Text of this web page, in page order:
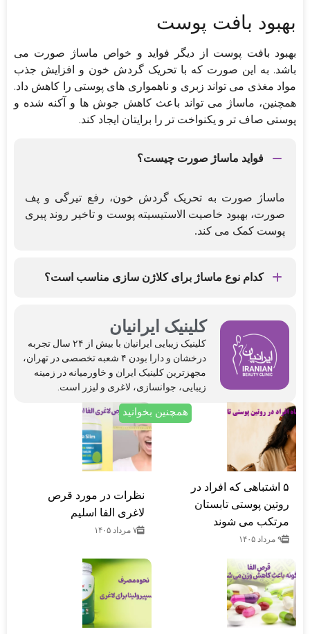
بهبود بافت پوست
بهبود بافت پوست از دیگر فواید و خواص ماساژ صورت می
باشد. به این صورت که با تحریک گردش خون و افزایش جذب
مواد مغذی می تواند زبری و ناهمواری های پوستی را کاهش داد.
همچنین، ماساژ می تواند باعث کاهش جوش ها و آکنه شده و
پوستی صاف تر و یکنواخت تر را برایتان ایجاد کند.
فواید ماساژ صورت چیست؟
ماساژ صورت به تحریک گردش خون، رفع تیرگی و پف
صورت، بهبود خاصیت الاستیسیته پوست و تاخیر روند پیری
پوست کمک می کند.
کدام نوع ماساژ برای کلاژن سازی مناسب است؟
کلینیک ایرانیان
کلینیک‌ زیبایی ایرانیان با بیش از ۲۴ سال تجربه
درخشان و دارا بودن ۴ شعبه تخصصی در تهران،
مجهزترین کلینیک ایران و خاورمیانه در زمینه
زیبایی، جوانسازی، لاغری و لیزر است.
همچنین بخوانید
۵ اشتباهی که افراد در
روتین پوستی تابستان
مرتکب می‌ شوند
۹ مرداد ۱۴۰۵
نظرات در مورد قرص
لاغری الفا اسلیم
۷ مرداد ۱۴۰۵